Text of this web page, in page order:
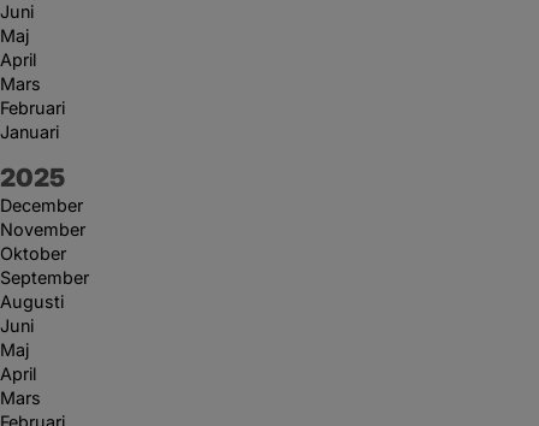
Juni
Maj
April
Mars
Februari
Januari
År:
2025
December
November
Oktober
September
Augusti
Juni
Maj
April
Mars